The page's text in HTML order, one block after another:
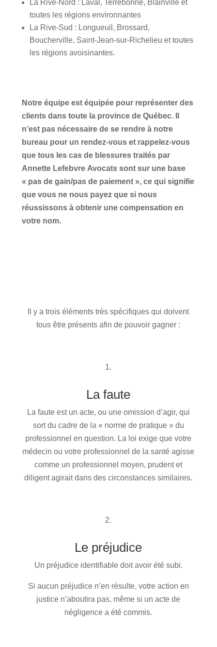
La Rive-Nord : Laval, Terrebonne, Blainville et
toutes les régions environnantes
La Rive-Sud : Longueuil, Brossard,
Boucherville, Saint-Jean-sur-Richelieu et toutes
les régions avoisinantes.
Notre équipe est équipée pour représenter des
clients dans toute la province de Québec. Il
n’est pas nécessaire de se rendre à notre
bureau pour un rendez-vous et rappelez-vous
que tous les cas de blessures traités par
Annette Lefebvre Avocats sont sur une base
« pas de gain/pas de paiement », ce qui signifie
que vous ne nous payez que si nous
réussissons à obtenir une compensation en
votre nom.
Il y a trois éléments très spécifiques qui doivent
tous être présents afin de pouvoir gagner :
1.
La faute
La faute est un acte, ou une omission d’agir, qui
sort du cadre de la « norme de pratique » du
professionnel en question. La loi exige que votre
médecin ou votre professionnel de la santé agisse
comme un professionnel moyen, prudent et
diligent agirait dans des circonstances similaires.
2.
Le préjudice
Un préjudice identifiable doit avoir été subi.
Si aucun préjudice n’en résulte, votre action en
justice n’aboutira pas, même si un acte de
négligence a été commis.